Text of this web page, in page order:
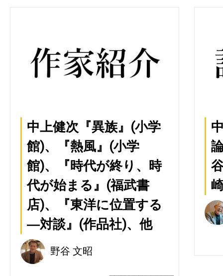
中上健次『異族』(小学
館)、『熱風』(小学
館)、『時代が終り、時
代が始まる』(福武書
店)、『東洋に位置する
―対談』(作品社)、他
野谷 文昭